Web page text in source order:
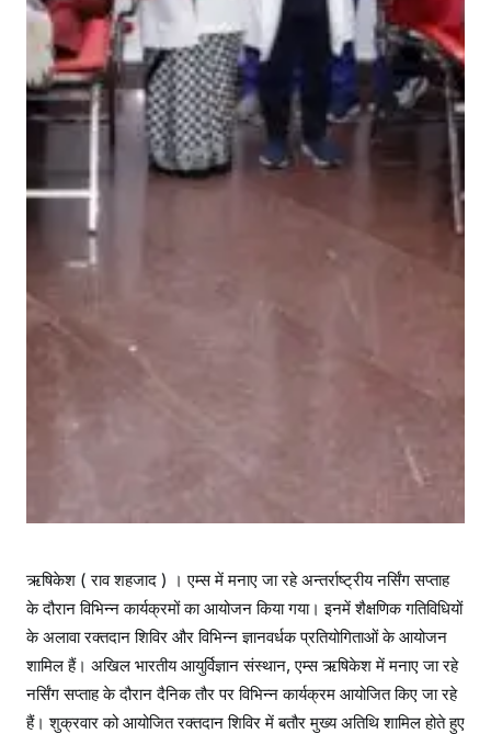
ऋषिकेश ( राव शहजाद ) । एम्स में मनाए जा रहे अन्तर्राष्ट्रीय नर्सिंग सप्ताह
के दौरान विभिन्न कार्यक्रमों का आयोजन किया गया। इनमें शैक्षणिक गतिविधियों
के अलावा रक्तदान शिविर और विभिन्न ज्ञानवर्धक प्रतियोगिताओं के आयोजन
शामिल हैं। अखिल भारतीय आयुर्विज्ञान संस्थान, एम्स ऋषिकेश में मनाए जा रहे
नर्सिंग सप्ताह के दौरान दैनिक तौर पर विभिन्न कार्यक्रम आयोजित किए जा रहे
हैं। शुक्रवार को आयोजित रक्तदान शिविर में बतौर मुख्य अतिथि शामिल होते हुए